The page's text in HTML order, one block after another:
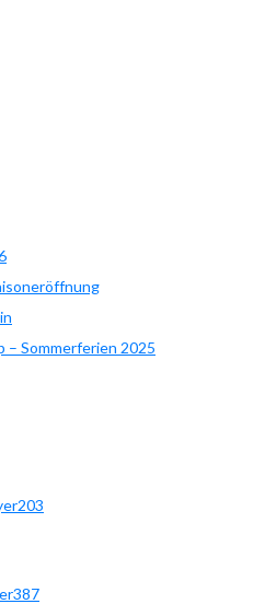
– Sommerferien 2025
203
387